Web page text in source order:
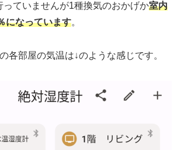
っていませんが1種換気のおかげか室内
になっています。
各部屋の気温は↓のような感じです。